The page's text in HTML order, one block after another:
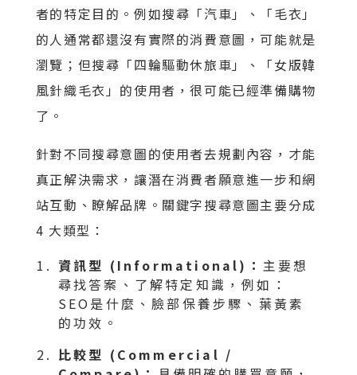
者的特定目的。例如搜尋「汽車」、「毛衣」
的人通常都還沒有實際的消費意圖，可能就是
瀏覽；但搜尋「四輪驅動休旅車」、「女版韓
風針織毛衣」的使用者，很可能已經準備購物
了。
針對不同搜尋意圖的使用者去規劃內容，才能
真正解決需求，讓潛在消費者願意進一步和網
站互動、瞭解品牌。關鍵字搜尋意圖主要分成
4 大類型：
資訊型 (Informational)： 主要想
尋找答案、了解特定知識，例如：
SEO是什麼、臉部保養步驟、葉黃素
的功效。
比較型 (Commercial /